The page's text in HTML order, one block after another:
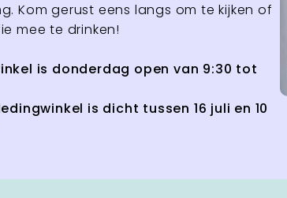
Kom gerust eens langs om te kijken of
mee te drinken!
is donderdag open van 9:30 tot
is dicht tussen 16 juli en 10